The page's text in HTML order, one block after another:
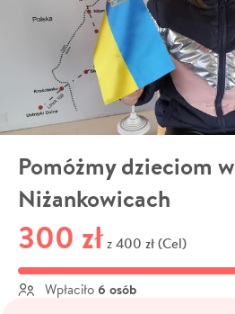
Pomóżmy dzieciom w
Niżankowicach
300 zł z 400 zł (Cel)
Wpłaciło 6 osób